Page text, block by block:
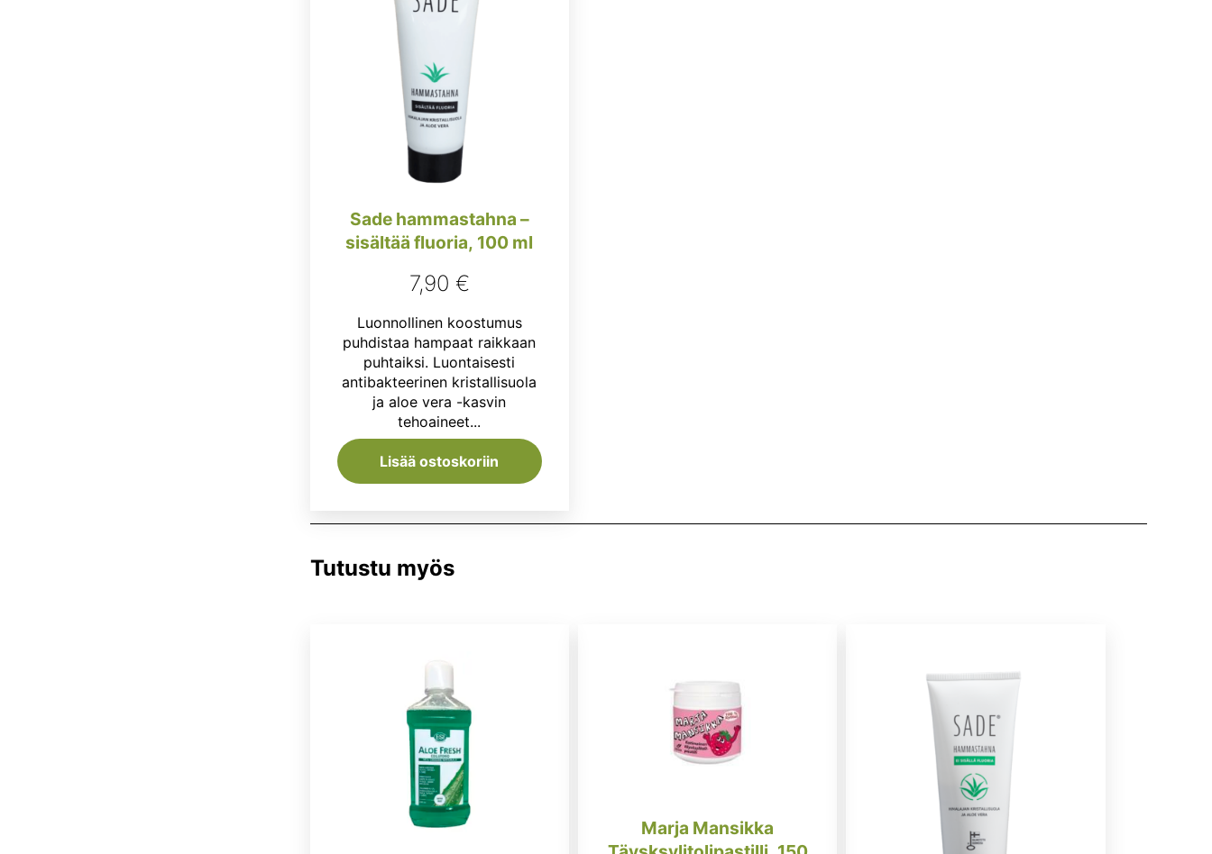
Sade hammastahna –
sisältää fluoria, 100 ml
7,90 €
Luonnollinen koostumus
puhdistaa hampaat raikkaan
puhtaiksi. Luontaisesti
antibakteerinen kristallisuola
ja aloe vera -kasvin
tehoaineet...
Lisää ostoskoriin
Tutustu myös
Marja Mansikka